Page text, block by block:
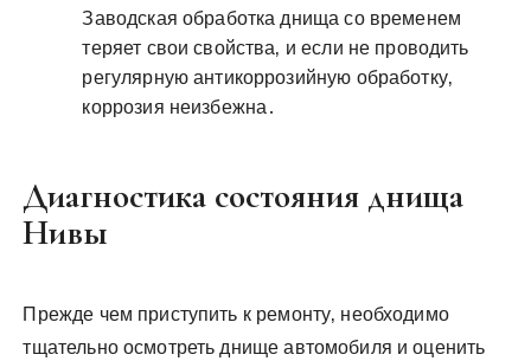
Заводская обработка днища со временем
теряет свои свойства‚ и если не проводить
регулярную антикоррозийную обработку‚
коррозия неизбежна․
Диагностика состояния днища
Нивы
Прежде чем приступить к ремонту‚ необходимо
тщательно осмотреть днище автомобиля и оценить